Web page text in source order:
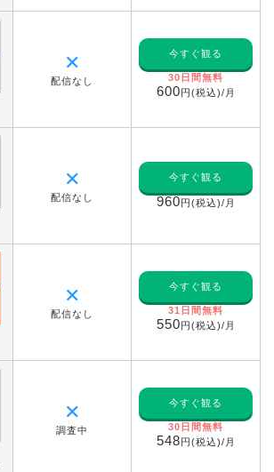
✕
配信なし
今すぐ観る
30日間無料
600円(税込)/月
✕
配信なし
今すぐ観る
960円(税込)/月
✕
配信なし
今すぐ観る
31日間無料
550円(税込)/月
✕
調査中
今すぐ観る
30日間無料
548円(税込)/月